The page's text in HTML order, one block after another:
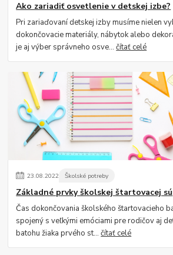
Ako zariadiť osvetlenie v detskej izbe?
Pri zariaďovaní detskej izby musíme nielen
dokončovacie materiály, nábytok alebo
je aj výber správneho osve...čítať celé
23.08.2022 Školské potreby
Základné prvky školskej štartovacej
Čas dokončovania školského štartovacieho
spojený s veľkými emóciami pre rodičov aj
batohu žiaka prvého st...čítať celé